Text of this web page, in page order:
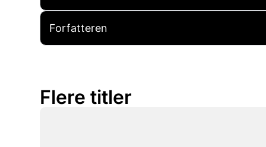
Forfatteren
Flere titler